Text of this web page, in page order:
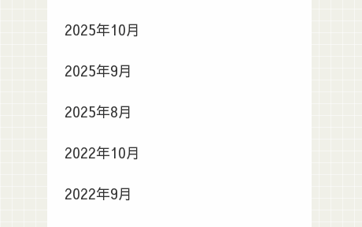
2025年10月
2025年9月
2025年8月
2022年10月
2022年9月